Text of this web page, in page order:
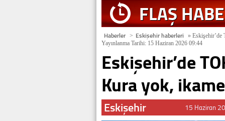
FLAŞ
Haberler > Eskişehir haberleri » Eskişehir’de
Yayınlanma Tarihi: 15 Haziran 2026 09:44
Eskişehir’de
Kura yok,
Eskişehir 15 Haziran